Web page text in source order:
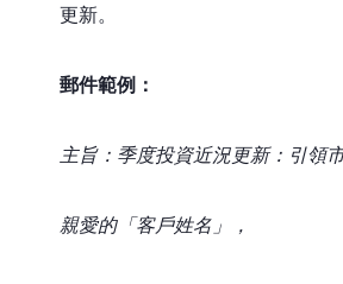
更新。
郵件範例：
主旨：季度投資近況更新：引領
親愛的「客戶姓名」，